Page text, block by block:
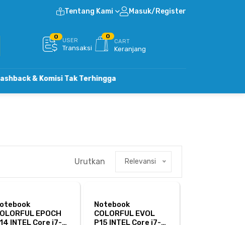
Tentang Kami Masuk/Register
0
USER
Transaksi
0
CART
Keranjang
& Komisi Tak Terhingga
Urutkan Relevansi
EPOCH
INTEL Core i7-
Notebook
COLORFUL EVOL
P15 INTEL Core i7-